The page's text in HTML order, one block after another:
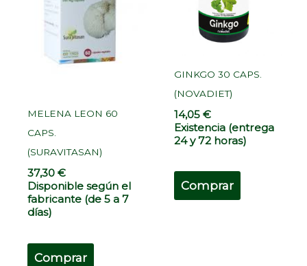
MELENA LEON 60
CAPS.
(SURAVITASAN)
37,30€
Disponible según el
fabricante (de 5 a 7
días)
Comprar
GINKGO 30 CAPS.
(NOVADIET)
14,05€
Existencia (entrega
24 y 72 horas)
Comprar